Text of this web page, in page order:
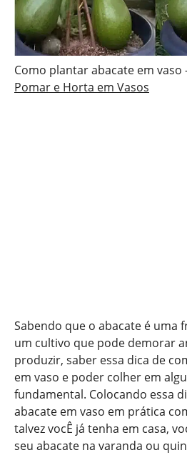
Como plantar abacate em vaso
Pomar e Horta em Vasos
Sabendo que o abacate é uma
um cultivo que pode demorar
produzir, saber essa dica de
em vaso e poder colher em
fundamental. Colocando essa
abacate em vaso em prática
talvez vocÊ já tenha em casa,
seu abacate na varanda ou